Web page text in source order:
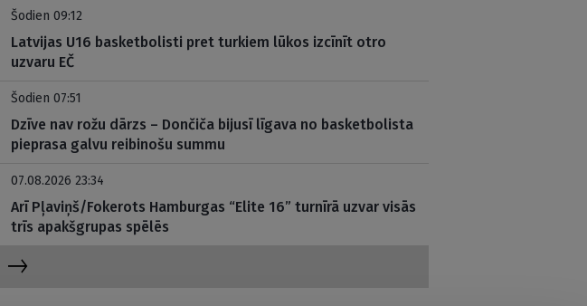
Šodien 09:12
Latvijas U16 basketbolisti pret turkiem lūkos izcīnīt otro
uzvaru EČ
Šodien 07:51
Dzīve nav rožu dārzs – Dončiča bijusī līgava no basketbolista
pieprasa galvu reibinošu summu
07.08.2026 23:34
Arī Pļaviņš/Fokerots Hamburgas “Elite 16” turnīrā uzvar visās
trīs apakšgrupas spēlēs